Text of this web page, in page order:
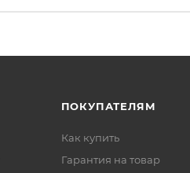
ПОКУПАТЕЛЯМ
Как купить
Гарантия на товар